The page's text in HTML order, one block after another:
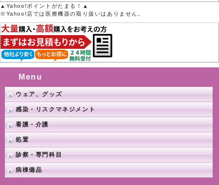
▲Yahoo!ポイントがたまる！▲
※Yahoo!店では医療機器の取り扱いはありません。
Menu
ウェア、グッズ
感染・リスクマネジメント
看護・介護
処置
診察・専門科目
病棟備品